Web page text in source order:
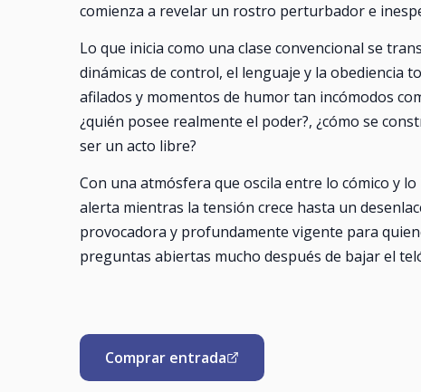
comienza a revelar un rostro perturbador e
Lo que inicia como una clase convencional se
dinámicas de control, el lenguaje y la obediencia
afilados y momentos de humor tan incómodos
¿quién posee realmente el poder?, ¿cómo se
ser un acto libre?
Con una atmósfera que oscila entre lo cómico y
alerta mientras la tensión crece hasta un
provocadora y profundamente vigente para
preguntas abiertas mucho después de bajar el
Comprar entrada